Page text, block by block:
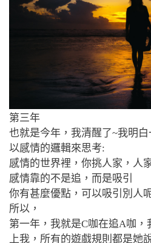
第三年
也就是今年，我清醒了~我明
以感情的邏輯來思考:
感情的世界裡，你挑人家，人
感情靠的不是追，而是吸引
你有甚麼優點，可以吸引別人
所以，
第一年，我就是C咖在追A咖
上我，所有的遊戲規則都是她